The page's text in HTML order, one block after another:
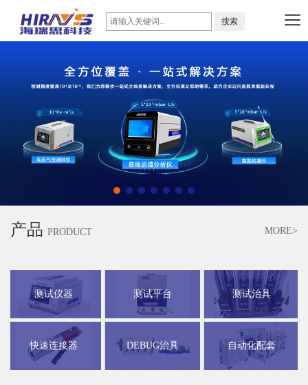
产品 PRODUCT MORE>
测试仪器 测试平台 测试治具
快速连接器 DEBUG治具 自动化配套